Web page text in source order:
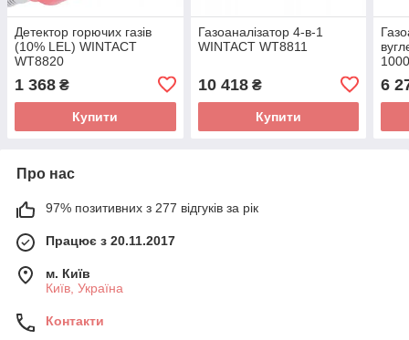
Детектор горючих газів
(10% LEL) WINTACT
WT8820
1 368 ₴
Купити
Газоаналізатор 4-в-1
WINTACT WT8811
10 418₴
Купити
6
Про нас
97% позитивних з 277 відгуків за рік
Працює з 20.11.2017
м. Київ
Київ, Україна
Контакти